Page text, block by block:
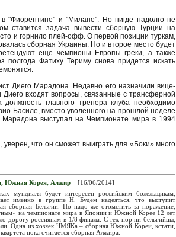
"Фиорентине" и "Милане". Но нигде надолго не
ставится задача вывести сборную Турции на
и горнило плей-офф. О первой позиции туркам,
сборная Украины. Но и второе место будет
еще чемпионы Европы греки, а также
Фатиху Териму снова придется искать
Диего Марадона. Недавно его назначили вице-
входят вопросы, связанные с трансферной
главного тренера клуба необходимо
Басиле, вместо уволенного на прошлой неделе
выступал на Чемпионате мира в 1994
что он сможет выиграть для «Боки» много
Южная Корея, Алжир
[16/06/2014]
мундиаля будет интересен российским болельщикам,
именно в группе Н. Будем надеяться, что выступит
сборная Бельгии. Но надо же отомстить за поражение,
на чемпионате мира в Японии и Южной Корее 12 лет
дорогу россиянам в 1/8 финала. С тех пор ни бельгийцы,
Одна из хозяек ЧМЯКа – сборная Южной Кореи, кстати,
пока считается сборная Алжира.